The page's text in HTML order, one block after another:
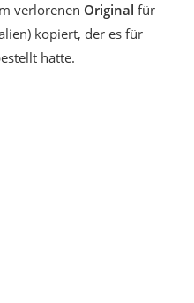
verlorenen Original für
kopiert, der es für
hatte.